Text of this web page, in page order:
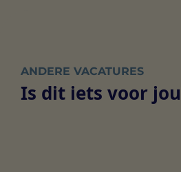
ANDERE VACATURES
Is dit iets voor